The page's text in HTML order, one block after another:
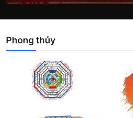
Phong thủy